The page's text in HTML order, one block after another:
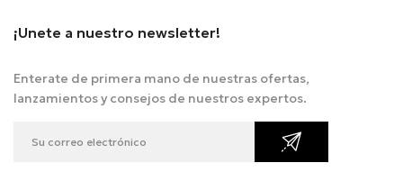
¡Unete a nuestro newsletter!
Enterate de primera mano de nuestras ofertas,
lanzamientos y consejos de nuestros expertos.